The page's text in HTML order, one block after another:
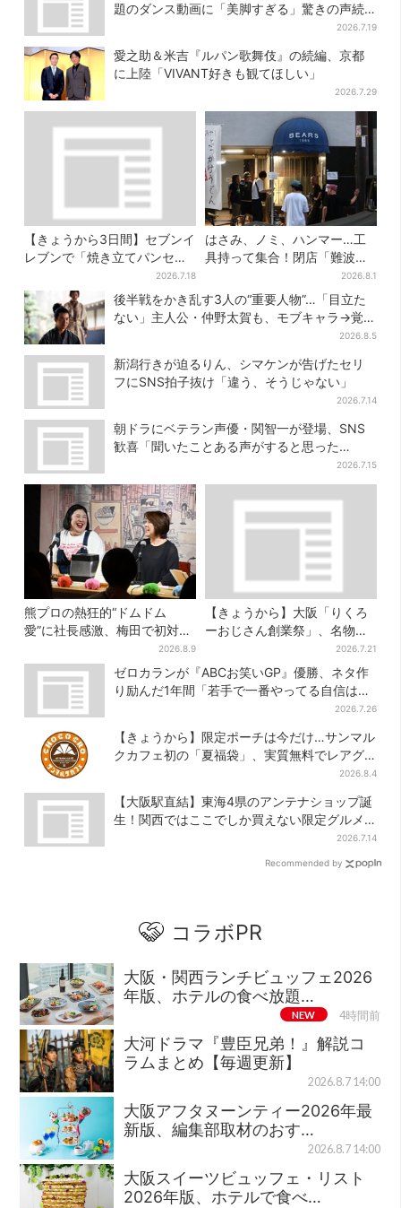
題のダンス動画に「美脚すぎる」驚きの声続
2026.7.19
愛之助＆米吉『ルパン歌舞伎』の続編、京都
に上陸「VIVANT好きも観てほしい」
2026.7.29
【きょうから3日間】セブンイ
レブンで「焼き立てパンセー
ル」、人気シリーズがお得
に…チョコクッキーも対象
2026.7.18
はさみ、ノミ、ハンマー…工
具持って集合！閉店「難波ベ
アーズ」最終日400人超…最
後は「もう帰ってください」
2026.8.1
後半戦をかき乱す3人の“重要人物”…「目立た
ない」主人公・仲野太賀も、モブキャラ→覚醒
2026.8.5
新潟行きが迫るりん、シマケンが告げたセリ
フにSNS拍子抜け「違う、そうじゃない」
2026.7.14
朝ドラにベテラン声優・関智一が登場、SNS
歓喜「聞いたことある声がすると思った
2026.7.15
熊プロの熱狂的“ドムドム
愛”に社長感激、梅田で初対面
トーク…超レアプレゼントに
歓喜「一生好きでいさせてく
ださい！」
2026.8.9
【きょうから】大阪「りくろ
ーおじさん創業祭」、名物
の“和菓子”を梅田で販売 6日
間限定でお得に
2026.7.21
ゼロカランが『ABCお笑いGP』優勝、ネタ作
り励んだ1年間「若手で一番やってる自信はあ
2026.7.26
【きょうから】限定ポーチは今だけ…サンマル
クカフェ初の「夏福袋」、実質無料でレアグ
2026.8.4
【大阪駅直結】東海4県のアンテナショップ誕
生！関西ではここでしか買えない限定グルメ
2026.7.14
Recommended by
コラボPR
大阪・関西ランチビュッフェ2026
年版、ホテルの食べ放題…
NEW 4時間前
大河ドラマ『豊臣兄弟！』解説コ
ラムまとめ【毎週更新】
2026.8.7 14:00
大阪アフタヌーンティー2026年最
新版、編集部取材のおす…
2026.8.7 14:00
大阪スイーツビュッフェ・リスト
2026年版、ホテルで食べ…